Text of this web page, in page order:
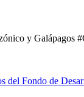
y Galápagos